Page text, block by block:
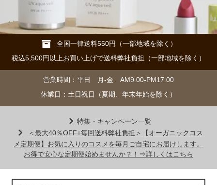
全国一律送料550円（一部地域を除く）
税込5,500円以上お買い上げで送料弊社負担（一部地域を除く）
営業時間：平日 月-金 AM9:00-PM17:00
休業日：土日祝日（夏期、年末年始を除く）
特集・キャンペーン一覧
＜最大40％OFF+毎回送料弊社負担＞【オーガニックコス
メ定期便】お気に入りのコスメを毎月ご自宅にお届けします。
お得で安心な定期便始めませんか？！⇒詳しくはこちら